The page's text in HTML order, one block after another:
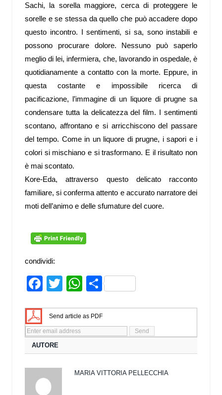
Sachi, la sorella maggiore, cerca di proteggere le
sorelle e se stessa da quello che può accadere dopo
questo incontro. I sentimenti, si sa, sono instabili e
possono procurare dolore. Nessuno può saperlo
meglio di lei, infermiera, che, lavorando in ospedale, è
quotidianamente a contatto con la morte. Eppure, in
questa costante e impossibile ricerca di
pacificazione, l’immagine di un liquore di prugne sa
condensare tutta la delicatezza del film. I sentimenti
scontano, affrontano e si arricchiscono del passare
del tempo. Come in un liquore di prugne, i sapori e i
colori si mischiano e si trasformano. E il risultato non
è mai scontato.
Kore-Eda, attraverso questo delicato racconto
familiare, si conferma attento e accurato narratore dei
moti dell’animo e delle sfumature del cuore.
condividi:
Facebook
TwitterWhatsApp
Share
Send article as PDF
AUTORE
MARIA VITTORIA PELLECCHIA